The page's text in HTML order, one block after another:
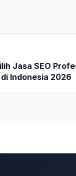
Jasa SEO
Indonesia 2026